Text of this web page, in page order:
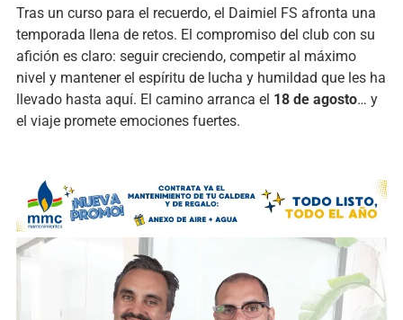
Tras un curso para el recuerdo, el Daimiel FS afronta una
temporada llena de retos. El compromiso del club con su
afición es claro: seguir creciendo, competir al máximo
nivel y mantener el espíritu de lucha y humildad que les ha
llevado hasta aquí. El camino arranca el 18 de agosto… y
el viaje promete emociones fuertes.